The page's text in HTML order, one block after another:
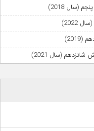
(سال 2021)